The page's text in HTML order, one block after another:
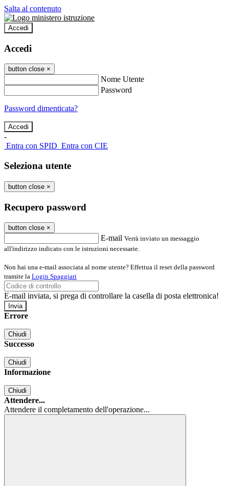
Salta al contenuto
Accedi
Accedi
button close ×
Nome Utente
Password
Password dimenticata?
-
Entra con SPID Entra con CIE
Seleziona utente
button close ×
Recupero password
button close ×
E-mail Verrà inviato un messaggio
all'indirizzo indicato con le istruzioni necessarie.
Non hai una e-mail associata al nome utente? Effettua il reset della password
tramite la Login Spaggiari
E-mail inviata, si prega di controllare la casella di posta elettronica!
Errore
Chiudi
Successo
Chiudi
Informazione
Chiudi
Attendere...
Attendere il completamento dell'operazione...